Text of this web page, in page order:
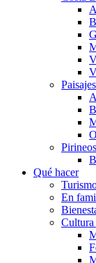
Qué hacer
En
Cultura